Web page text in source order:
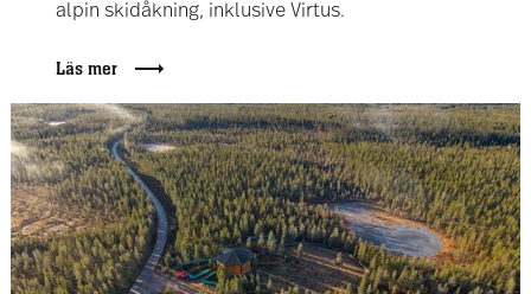
alpin skidåkning, inklusive Virtus.
Läs mer